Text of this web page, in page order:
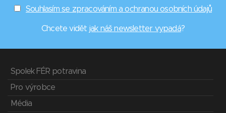
Souhlasím se zpracováním a ochranou osobních údajů
Chcete vidět jak náš newsletter vypadá?
Spolek FÉR potravina
Pro výrobce
Média